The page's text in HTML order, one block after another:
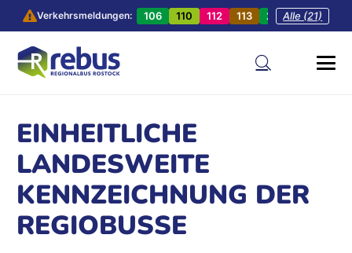
Verkehrsmeldungen: 106 110 112 113 201 202
Alle (21)
EINHEITLICHE
LANDESWEITE
KENNZEICHNUNG DER
REGIOBUSSE